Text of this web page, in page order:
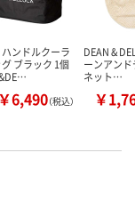
ンドルクーラ
ブラック 1個
￥6,490（税込）
DEAN &
ーンアンド
ネット…
￥